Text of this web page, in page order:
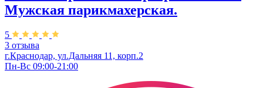
Мужская парикмахерская.
5
3 отзыва
г.Краснодар, ул.Дальняя 11, корп.2
Пн-Вс 09:00-21:00